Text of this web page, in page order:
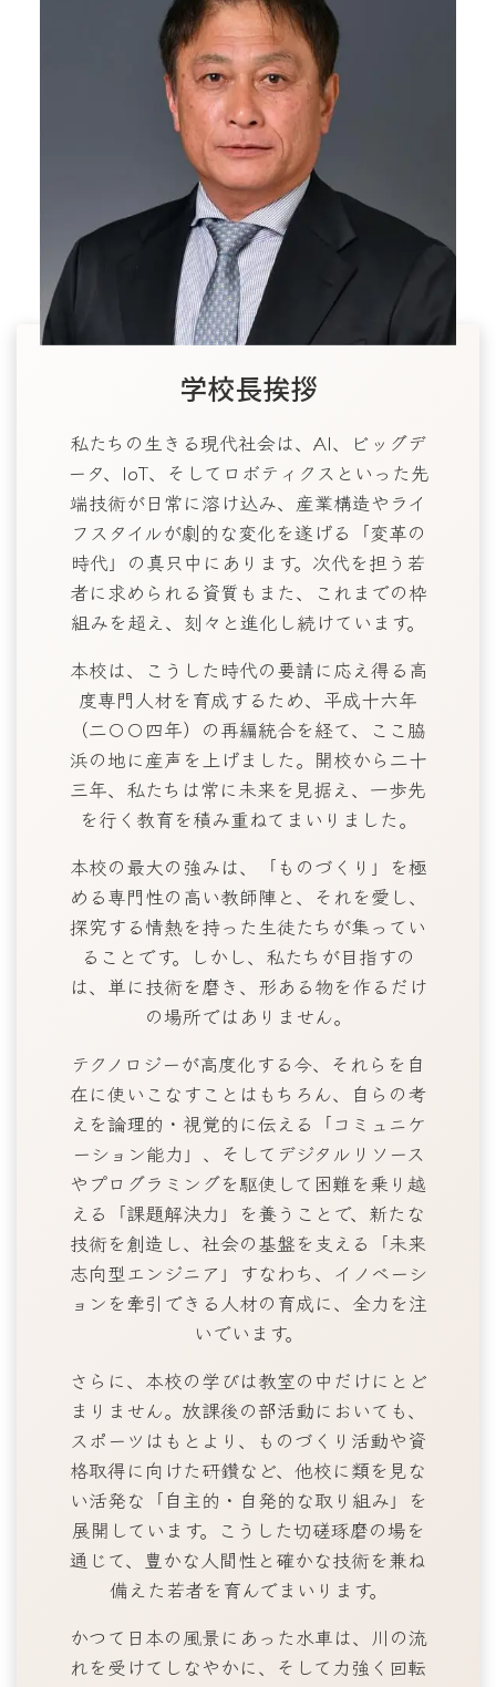
学校長挨拶
私たちの生きる現代社会は、AI、ビッグデ
ータ、IoT、そしてロボティクスといった先
端技術が日常に溶け込み、産業構造やライ
フスタイルが劇的な変化を遂げる「変革の
時代」の真只中にあります。次代を担う若
者に求められる資質もまた、これまでの枠
組みを超え、刻々と進化し続けています。
本校は、こうした時代の要請に応え得る高
度専門人材を育成するため、平成十六年
（二〇〇四年）の再編統合を経て、ここ脇
浜の地に産声を上げました。開校から二十
三年、私たちは常に未来を見据え、一歩先
を行く教育を積み重ねてまいりました。
本校の最大の強みは、「ものづくり」を極
める専門性の高い教師陣と、それを愛し、
探究する情熱を持った生徒たちが集ってい
ることです。しかし、私たちが目指すの
は、単に技術を磨き、形ある物を作るだけ
の場所ではありません。
テクノロジーが高度化する今、それらを自
在に使いこなすことはもちろん、自らの考
えを論理的・視覚的に伝える「コミュニケ
ーション能力」、そしてデジタルリソース
やプログラミングを駆使して困難を乗り越
える「課題解決力」を養うことで、新たな
技術を創造し、社会の基盤を支える「未来
志向型エンジニア」すなわち、イノベーシ
ョンを牽引できる人材の育成に、全力を注
いでいます。
さらに、本校の学びは教室の中だけにとど
まりません。放課後の部活動においても、
スポーツはもとより、ものづくり活動や資
格取得に向けた研鑽など、他校に類を見な
い活発な「自主的・自発的な取り組み」を
展開しています。こうした切磋琢磨の場を
通じて、豊かな人間性と確かな技術を兼ね
備えた若者を育んでまいります。
かつて日本の風景にあった水車は、川の流
れを受けてしなやかに、そして力強く回転